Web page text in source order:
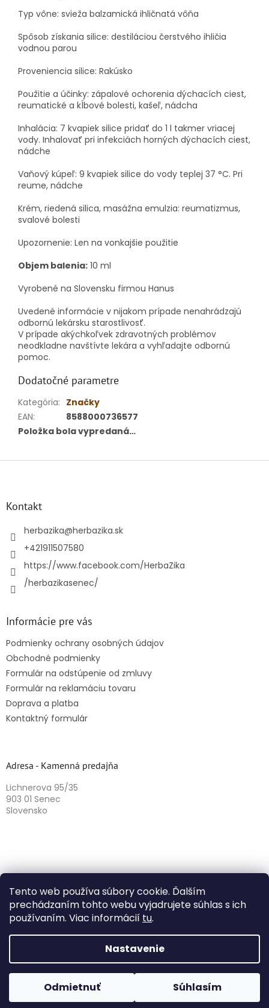
Tento web používa súbory cookie. Ďalším
prechádzaním tohto webu vyjadrujete súhlas s ich
používaním. Viac informácií tu.
Nastavenie
Odmietnuť Súhlasím
Typ vône: svieža balzamická ihličnatá vôňa
Spôsob získania silice: destiláciou čerstvého ihličia
vodnou parou
Proveniencia silice: Rakúsko
Použitie a účinky: zápalové ochorenia dýchacích ciest,
reumatické a kĺbové bolesti, kašeľ, nádcha
Inhalácia: 7 kvapiek silice pridať do 1 l takmer vriacej
vody. Inhalovať pri infekciách horných dýchacích ciest,
nádche
Vaňový kúpeľ: 9 kvapiek silice do vody teplej 37 °C. Pri
reume, nádche
Krém, riedená silica, masážna emulzia: reumatizmus,
svalové bolesti
Upozornenie: Len na vonkajšie použitie
Objem balenia: 10 ml
Vyrobené na Slovensku firmou Hanus
Uvedené informácie v nijakom prípade nenahrádzajú
odbornú lekársku starostlivosť.
V prípade akýchkoľvek zdravotných problémov
neodkladne navštívte lekára a vyhľadajte odbornú
pomoc.
Dodatočné parametre
Kategória: Značky
EAN:
8588000736577
Položka bola vypredaná…
Kontakt
herbazika@herbazika.sk
+421911507580
https://www.facebook.com/HerbaZika
/herbazikasenec/
Informácie pre vás
Podmienky ochrany osobných údajov
Obchodné podmienky
Formulár na odstúpenie od zmluvy
Formulár na reklamáciu tovaru
Doprava a platba
Kontaktný formulár
Adresa - Kamenná predajňa
Lichnerova 95/35
903 01 Senec
Slovensko
Copyright 2026Herbazika. Všetky práva vyhradené.
Upraviť nastavenie cookies